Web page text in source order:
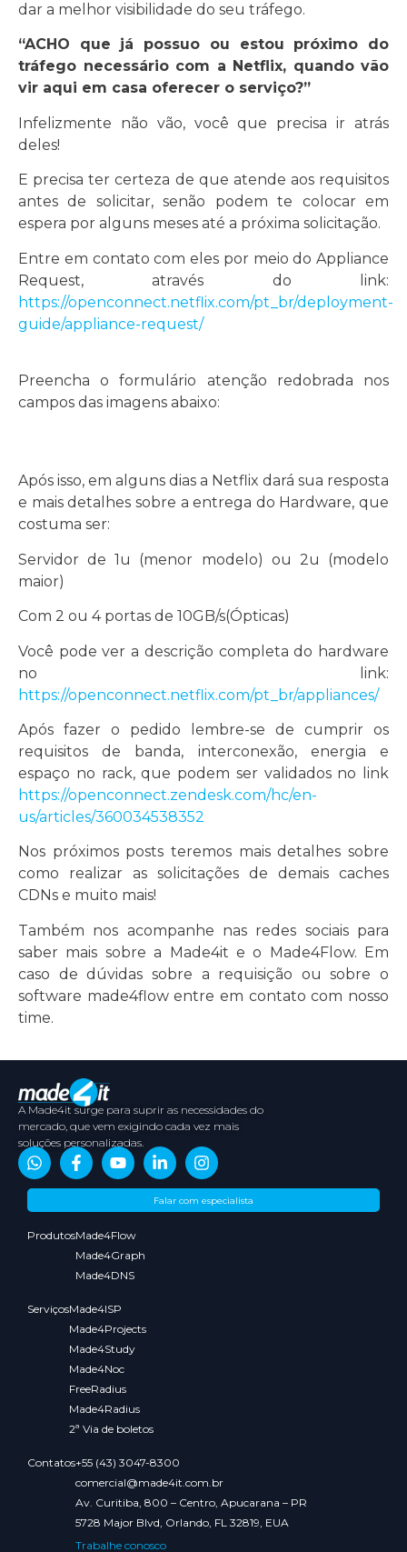
dar a melhor visibilidade do seu tráfego.
“ACHO que já possuo ou estou próximo do
tráfego necessário com a Netflix, quando vão
vir aqui em casa oferecer o serviço?”
Infelizmente não vão, você que precisa ir atrás
deles!
E precisa ter certeza de que atende aos requisitos
antes de solicitar, senão podem te colocar em
espera por alguns meses até a próxima solicitação.
Entre em contato com eles por meio do Appliance
Request, através do link:
https://openconnect.netflix.com/pt_br/deployment-
guide/appliance-request/
Preencha o formulário atenção redobrada nos
campos das imagens abaixo:
Após isso, em alguns dias a Netflix dará sua resposta
e mais detalhes sobre a entrega do Hardware, que
costuma ser:
Servidor de 1u (menor modelo) ou 2u (modelo
maior)
Com 2 ou 4 portas de 10GB/s(Ópticas)
Você pode ver a descrição completa do hardware
no link:
https://openconnect.netflix.com/pt_br/appliances/
Após fazer o pedido lembre-se de cumprir os
requisitos de banda, interconexão, energia e
espaço no rack, que podem ser validados no link
https://openconnect.zendesk.com/hc/en-
us/articles/360034538352
Nos próximos posts teremos mais detalhes sobre
como realizar as solicitações de demais caches
CDNs e muito mais!
Também nos acompanhe nas redes sociais para
saber mais sobre a Made4it e o Made4Flow. Em
caso de dúvidas sobre a requisição ou sobre o
software made4flow entre em contato com nosso
time.
A Made4it surge para suprir as necessidades do
mercado, que vem exigindo cada vez mais
soluções personalizadas.
Sobre
Conteúdos
Parceiros
Media
Falar com especialista
ProdutosMade4Flow
Made4Graph
Made4DNS
ServiçosMade4ISP
Made4Projects
Made4Study
Made4Noc
FreeRadius
Made4Radius
2ª Via de boletos
Contatos+55 (43) 3047-8300
comercial@made4it.com.br
Av. Curitiba, 800 – Centro, Apucarana – PR
5728 Major Blvd, Orlando, FL 32819, EUA
Trabalhe conosco